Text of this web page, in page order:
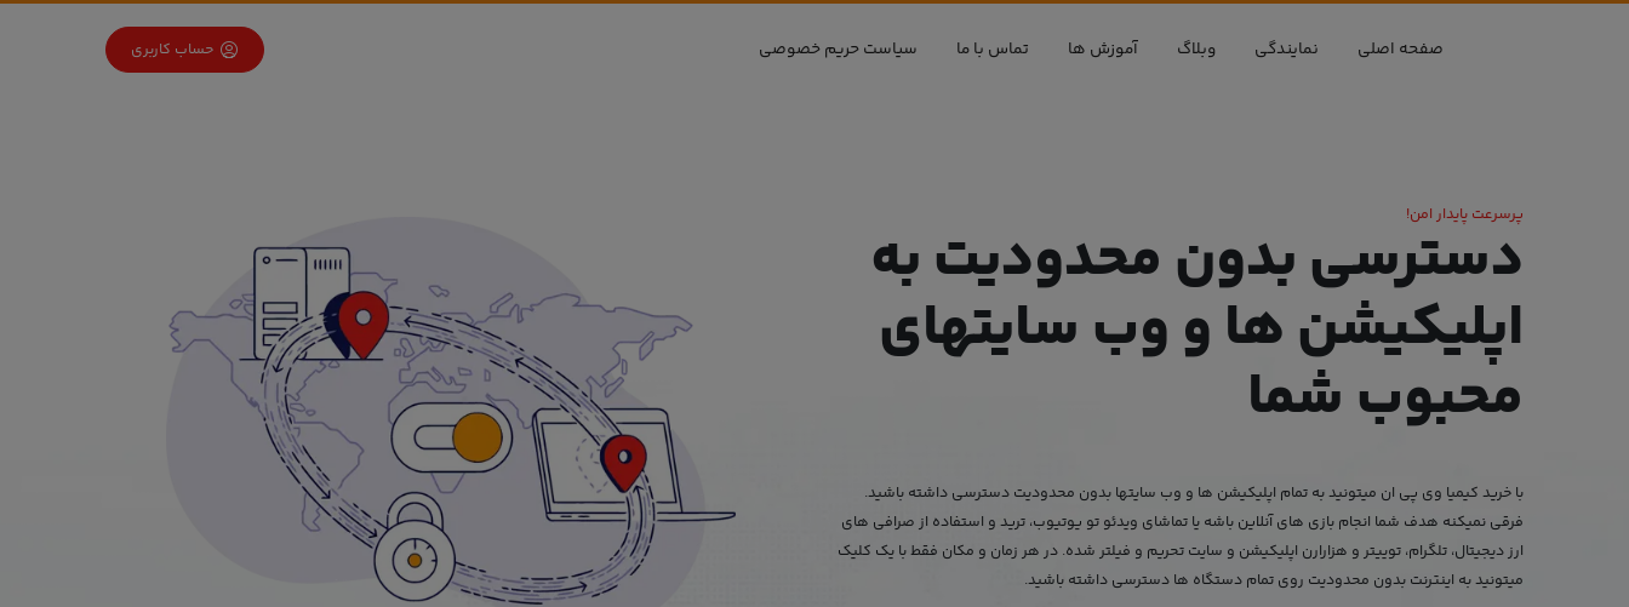
برو به فهرست
برو به محتوا
صفحه اصلی نمایندگی وبلاگ آموزش ها تماس با ما سیاست حریم خصوصی حساب کاربری
پرسرعت پایدار امن!
دسترسی بدون محدودیت به
اپلیکیشن ها و وب سایتهای
محبوب شما
با خرید کیمیا وی پی ان میتونید به تمام اپلیکیشن ها و وب سایتها بدون محدودیت دسترسی داشته باشید.
فرقی نمیکنه هدف شما انجام بازی های آنلاین باشه یا تماشای ویدئو تو یوتیوب، ترید و استفاده از صرافی های
ارز دیجیتال، تلگرام، توییتر و هزارارن اپلیکیشن و سایت تحریم و فیلتر شده. در هر زمان و مکان فقط با یک کلیک
میتونید به اینترنت بدون محدودیت روی تمام دستگاه ها دسترسی داشته باشید.